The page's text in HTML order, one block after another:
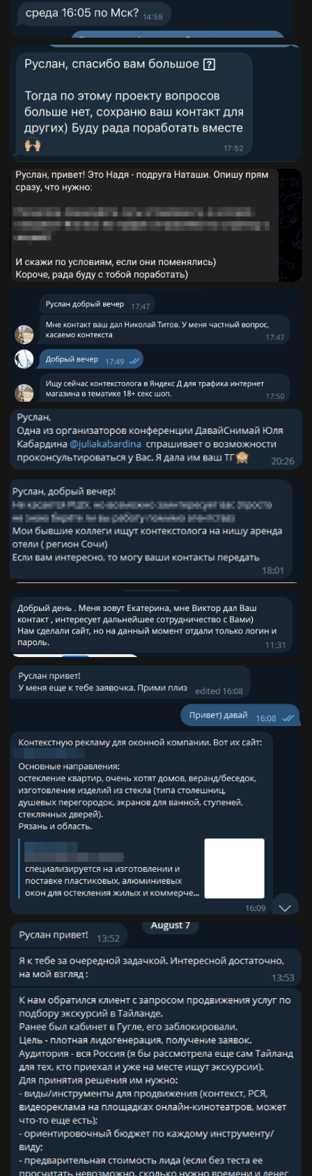
ДАВАЙТЕ
ЗНАКОМИТЬСЯ
Меня зовут Руслан и я коротко
расскажу историю становления,
как маркетолога
2015
РАБОТА В ЯНДЕКСЕ
По настоящему серьезный опыт
в рекламе я приобрел в Яндексе
в отделе контекстной рекламы.
Я работал с ключевыми
клиентами, обучался по
внутренним закрытым
инструкциям компании,
впитывал знания, которых не
было в открытом доступе.